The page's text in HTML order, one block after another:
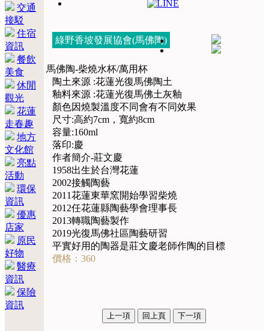
交通
接駁
住宿
資訊
餐飲
美食
休閒
觀光
花蓮
走春趣
地方
文化館
亮點
活動
環保
資訊
優惠
店家
原民
好物
醫療
資訊
保險
資訊
綠野香坡發展協會(馬佛陶)
馬佛陶-柴燒水杯/萬用杯
陶土來源 :花蓮光復馬佛陶土
釉料來源 :花蓮光復馬佛土灰釉
顏色因燒製溫度不同會有不同效果
尺寸:高約7cm，寬約8cm
容量:160ml
落印:慶
作者簡介-莊文慶
1958出生於台灣花蓮
2002接觸陶藝
2011花蓮東華窯開始學習柴燒
2012任花蓮縣陶藝學會理事長
2013轉職陶藝製作
2019光復馬佛社區陶藝研習
平實好用的陶器是莊文慶老師作陶的目標
價格：360